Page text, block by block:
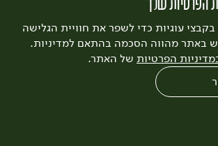
עוגיות כדי לשפר את חוויית הגלישה
באתר מהווה הסכמה בהתאם למדיניות.
הפרטיות של האתר.
לצפייה בעדכון מדיניות פרטיות
עיצוב:3bears פיתוח:Quatro